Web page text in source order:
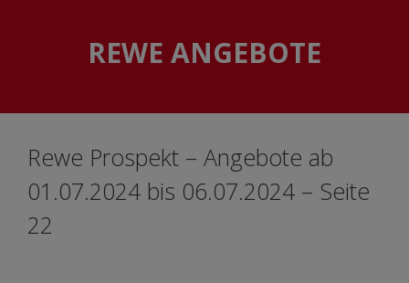
REWE ANGEBOTE
Rewe Prospekt – Angebote ab
01.07.2024 bis 06.07.2024 – Seite
22